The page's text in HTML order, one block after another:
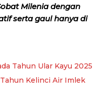
Milenia dengan
serta gaul hanya di
Tahun Ular Kayu 2025
Kelinci Air Imlek